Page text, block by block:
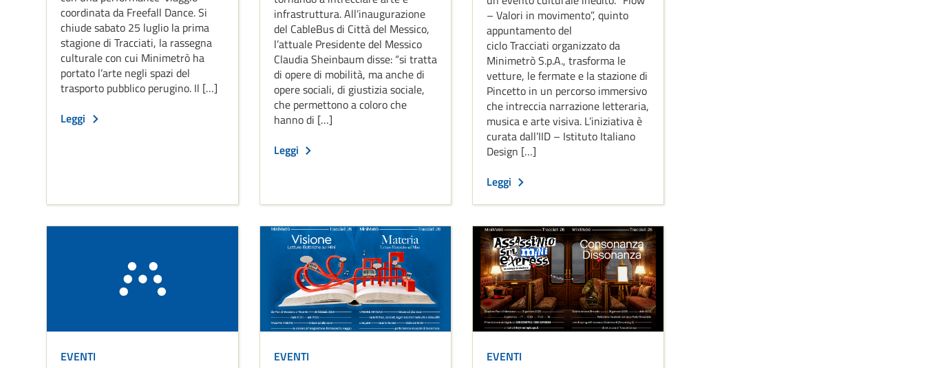
coordinata da Freefall Dance. Si
chiude sabato 25 luglio la prima
stagione di Tracciati, la rassegna
culturale con cui Minimetrò ha
portato l’arte negli spazi del
trasporto pubblico perugino. Il […]
Leggi
infrastruttura. All’inaugurazione
del CableBus di Città del Messico,
l’attuale Presidente del Messico
Claudia Sheinbaum disse: “si tratta
di opere di mobilità, ma anche di
opere sociali, di giustizia sociale,
che permettono a coloro che
hanno di […]
Leggi
– Valori in movimento”, quinto
appuntamento del
ciclo Tracciati organizzato da
Minimetrò S.p.A., trasforma le
vetture, le fermate e la stazione di
Pincetto in un percorso immersivo
che intreccia narrazione letteraria,
musica e arte visiva. L’iniziativa è
curata dall’IID – Istituto Italiano
Design […]
Leggi
EVENTI EVENTI EVENTI